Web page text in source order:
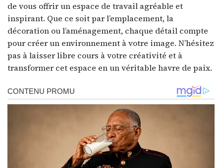
de vous offrir un espace de travail agréable et
inspirant. Que ce soit par l’emplacement, la
décoration ou l’aménagement, chaque détail compte
pour créer un environnement à votre image. N’hésitez
pas à laisser libre cours à votre créativité et à
transformer cet espace en un véritable havre de paix.